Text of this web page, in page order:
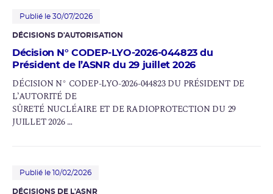
Publié le 30/07/2026
DÉCISIONS D'AUTORISATION
Décision N° CODEP-LYO-2026-044823 du
Président de l’ASNR du 29 juillet 2026
DÉCISION N° CODEP-LYO-2026-044823 DU PRÉSIDENT DE
L’AUTORITÉ DE
SÛRETÉ NUCLÉAIREET DE RADIOPROTECTION DU 29
JUILLET 2026
NATIONALE SUPÉRIEURE DES MINES DE SAINT-ETIENNE
Publié le 10/02/2026
DÉCISIONS DE L'ASNR